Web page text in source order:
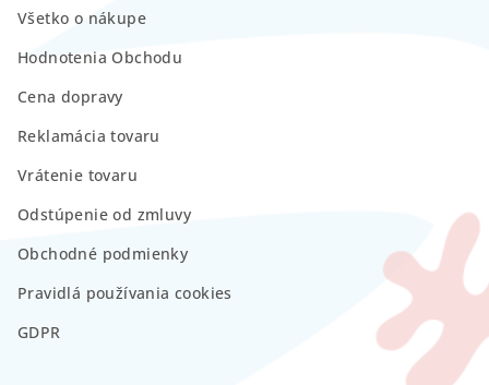
Všetko o nákupe
Hodnotenia Obchodu
Cena dopravy
Reklamácia tovaru
Vrátenie tovaru
Odstúpenie od zmluvy
Obchodné podmienky
Pravidlá používania cookies
GDPR